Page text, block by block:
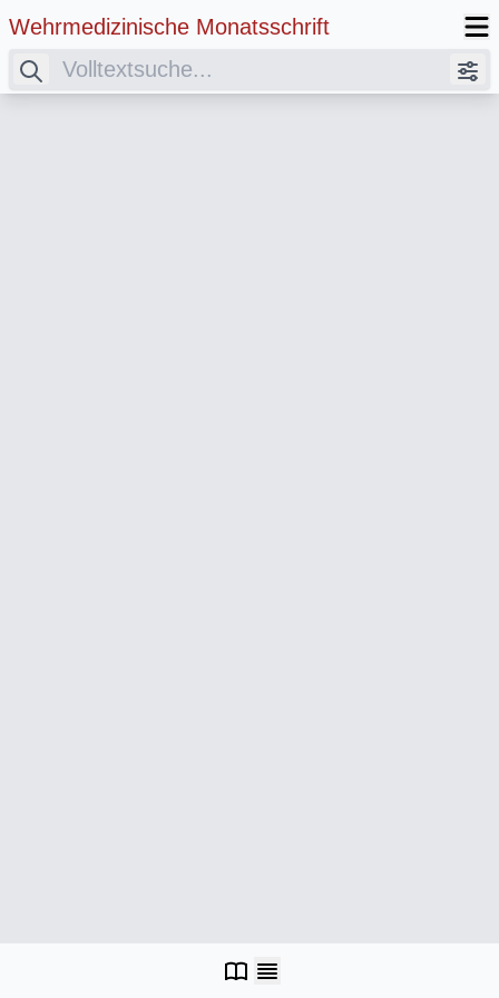
Wehrmedizinische Monatsschrift